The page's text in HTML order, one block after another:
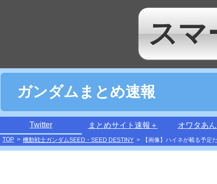
スマ
ガンダムまとめ速報
Twitter まとめサイト速報＋ オワタあ
TOP > 機動戦士ガンダムSEED・SEED DESTINY > 【画像】ハイネが載る予